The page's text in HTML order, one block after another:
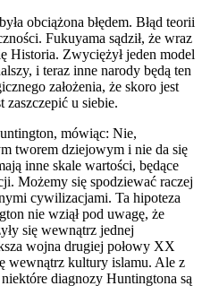
obciążona błędem. Błąd teorii
Fukuyama sądził, że wraz
Historia. Zwyciężył jeden model
i teraz inne narody będą ten
założenia, że skoro jest
zaszczepić u siebie.
mówiąc: Nie,
tworem dziejowym i nie da się
inne skale wartości, będące
Możemy się spodziewać raczej
cywilizacjami. Ta hipoteza
nie wziął pod uwagę, że
się wewnątrz jednej
wojna drugiej połowy XX
wewnątrz kultury islamu. Ale z
diagnozy Huntingtona są